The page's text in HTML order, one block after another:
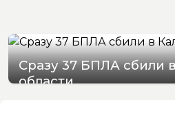
Сразу 37 БПЛА сбили
области